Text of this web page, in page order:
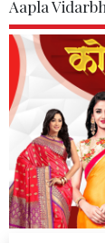
Aapla